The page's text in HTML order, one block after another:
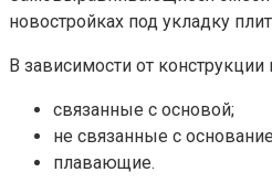
новостройках под укладку
В зависимости от
связанные с основой;
не связанные с
плавающие.